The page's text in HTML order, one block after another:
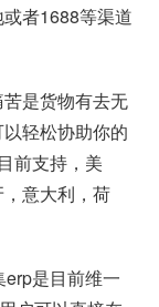
者1688等渠道
是货物有去无
轻松协助你的
前支持，美
意大利，荷
是目前维一